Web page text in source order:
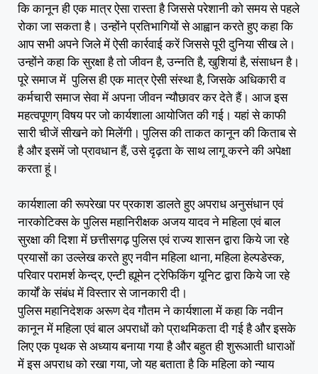
कि कानून ही एक मात्र ऐसा रास्ता है जिससे परेशानी को समय से पहले
रोका जा सकता है। उन्होंने प्रतिभागियों से आह्वान करते हुए कहा कि
आप सभी अपने जिले में ऐसी कार्रवाई करें जिससे पूरी दुनिया सीख ले।
उन्होंने कहा कि सुरक्षा है तो जीवन है, उन्नति है, खुशियां है, संसाधन है।
पूरे समाज में पुलिस ही एक मात्र ऐसी संस्था है, जिसके अधिकारी व
कर्मचारी समाज सेवा में अपना जीवन न्यौछावर कर देते हैं। आज इस
महत्वपूणग् विषय पर जो कार्यशाला आयोजित की गई। यहां से काफी
सारी चीजें सीखने को मिलेंगी। पुलिस की ताकत कानून की किताब से
है और इसमें जो प्रावधान हैं, उसे दृढ़ता के साथ लागू करने की अपेक्षा
करता हूं।
कार्यशाला की रूपरेखा पर प्रकाश डालते हुए अपराध अनुसंधान एवं
नारकोटिक्स के पुलिस महानिरीक्षक अजय यादव ने महिला एवं बाल
सुरक्षा की दिशा में छत्तीसगढ़ पुलिस एवं राज्य शासन द्वारा किये जा रहे
प्रयासों का उल्लेख करते हुए नवीन महिला थाना, महिला हेल्पडेस्क,
परिवार परामर्श केन्द्र, एन्टी ह्यूमेन ट्रेफिकिंग यूनिट द्वारा किये जा रहे
कार्यों के संबंध में विस्तार से जानकारी दी।
पुलिस महानिदेशक अरूण देव गौतम ने कार्यशाला में कहा कि नवीन
कानून में महिला एवं बाल अपराधों को प्राथमिकता दी गई है और इसके
लिए एक पृथक से अध्याय बनाया गया है और बहुत ही शुरूआती धाराओं
में इस अपराध को रखा गया, जो यह बताता है कि महिला को न्याय